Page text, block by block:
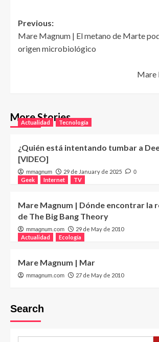
Post
navigation
Previous:
Mare Magnum | El metano de Marte
origen microbiológico
Mare
More Stories
Actualidad Tecnología
¿Quién está intentando tumbar a
[VIDEO]
mmagnum 29 de January de 2025 0
Geek Internet TV
Mare Magnum | Dónde encontrar la
de The Big Bang Theory
mmagnum.com
29 de May de 2010
Actualidad
Ecología
Mare Magnum | Mar
mmagnum.com 27 de May de 2010
Search